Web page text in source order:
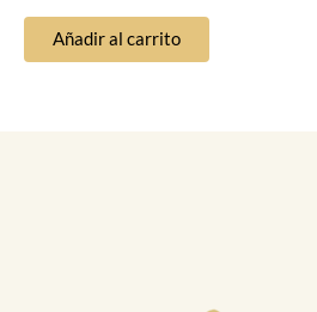
Añadir al carrito